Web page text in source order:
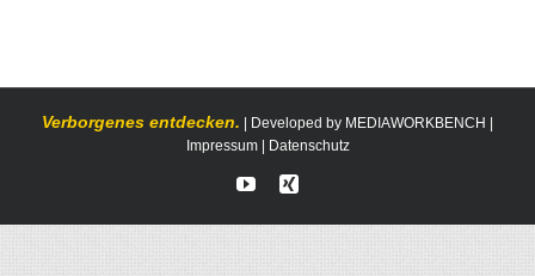
Verborgenes entdecken. | Developed by MEDIAWORKBENCH
Impressum| Datenschutz
YouTubeXing